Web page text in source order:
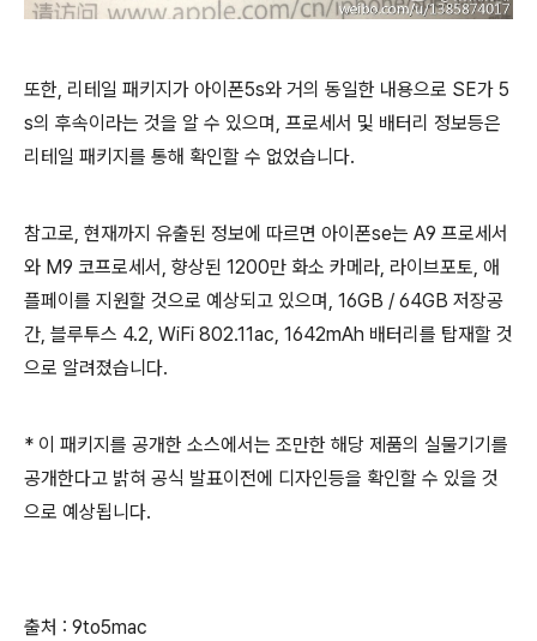
또한, 리테일 패키지가 아이폰5s와 거의 동일한 내용으로 SE가 5
s의 후속이라는 것을 알 수 있으며, 프로세서 및 배터리 정보등은
리테일 패키지를 통해 확인할 수 없었습니다.
참고로, 현재까지 유출된 정보에 따르면 아이폰se는 A9 프로세서
와 M9 코프로세서, 향상된 1200만 화소 카메라, 라이브포토, 애
플페이를 지원할 것으로 예상되고 있으며, 16GB / 64GB 저장공
간, 블루투스 4.2, WiFi 802.11ac, 1642mAh 배터리를 탑재할 것
으로 알려졌습니다.
* 이 패키지를 공개한 소스에서는 조만한 해당 제품의 실물기기를
공개한다고 밝혀 공식 발표이전에 디자인등을 확인할 수 있을 것
으로 예상됩니다.
출처 : 9to5mac